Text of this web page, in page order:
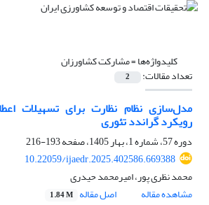
کلیدواژه‌ها =مشارکت کشاورزان
تعداد مقالات: 2
مدل‌سازی نظام نظارت برای تسهیلات
رویکرد گراندد تئوری
دوره 57، شماره 1، بهار 1405، صفحه
193-216
10.22059/ijaedr.2025.402586.669388
محمد نظری پور، امیرمحمد حیدری
مشاهده مقاله
اصل مقاله 1.84 M